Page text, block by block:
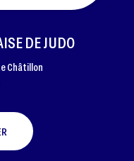
DE JUDO
Châtillon